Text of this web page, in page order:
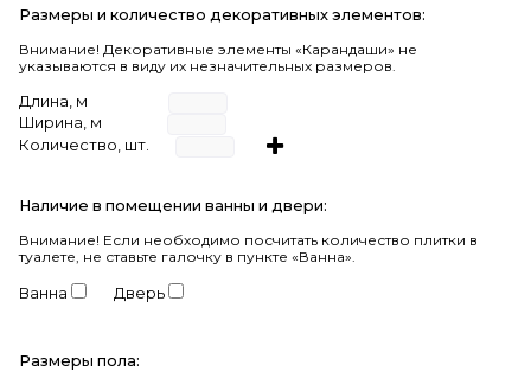
Размеры и количество декоративных элементов:
Внимание! Декоративные элементы «Карандаши» не
указываются в виду их незначительных размеров.
Длина, м
Ширина, м
Количество, шт.
Наличие в помещении ванны и двери:
Внимание! Если необходимо посчитать количество плитки в
туалете, не ставьте галочку в пункте «Ванна».
Ванна Дверь
Размеры пола: